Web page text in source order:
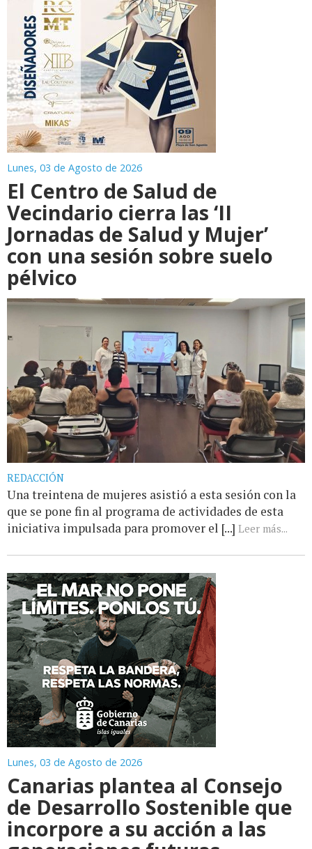
Lunes, 03 de Agosto de 2026
El Centro de Salud de
Vecindario cierra las ‘II
Jornadas de Salud y Mujer’
con una sesión sobre suelo
pélvico
REDACCIÓN
Una treintena de mujeres asistió a esta sesión con la
que se pone fin al programa de actividades de esta
iniciativa impulsada para promover el [...] Leer más...
Lunes, 03 de Agosto de 2026
Canarias plantea al Consejo
de Desarrollo Sostenible que
incorpore a su acción a las